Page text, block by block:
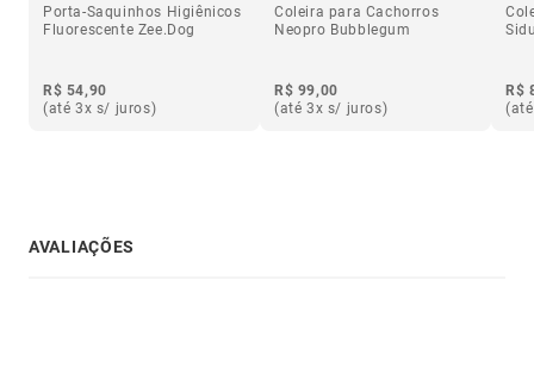
Porta-Saquinhos Higiênicos
Fluorescente Zee.Dog
R$ 54,90
(até 3x s/ juros)
Coleira para Cachorros
Neopro Bubblegum
R$ 99,00
(até 3x s/ juros)
R$
AVALIAÇÕES